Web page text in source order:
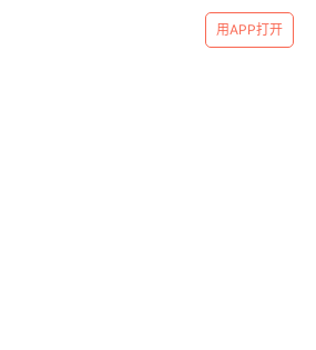
用APP打开